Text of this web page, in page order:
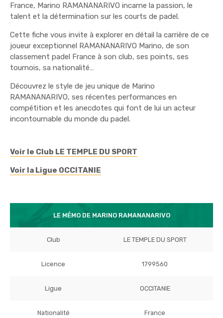
France, Marino RAMANANARIVO incarne la passion, le
talent et la détermination sur les courts de padel.
Cette fiche vous invite à explorer en détail la carrière de ce
joueur exceptionnel RAMANANARIVO Marino, de son
classement padel France à son club, ses points, ses
tournois, sa nationalité…
Découvrez le style de jeu unique de Marino
RAMANANARIVO, ses récentes performances en
compétition et les anecdotes qui font de lui un acteur
incontournable du monde du padel.
Voir le Club LE TEMPLE DU SPORT
Voir la Ligue OCCITANIE
LE MÉMO DE MARINO RAMANANARIVO
Club LE TEMPLE DU SPORT
Licence 1799560
Ligue OCCITANIE
Nationalité France